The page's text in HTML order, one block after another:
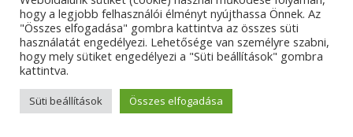
hogy a legjobb felhasználói élményt nyújthassa Önnek. Az
"Összes elfogadása" gombra kattintva az összes süti
használatát engedélyezi. Lehetősége van személyre szabni,
hogy mely sütiket engedélyezi a "Süti beállítások" gombra
kattintva.
Süti beállítások Összes elfogadása